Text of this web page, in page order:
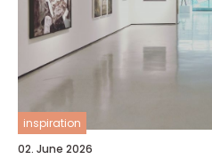
inspiration
02. June 2026